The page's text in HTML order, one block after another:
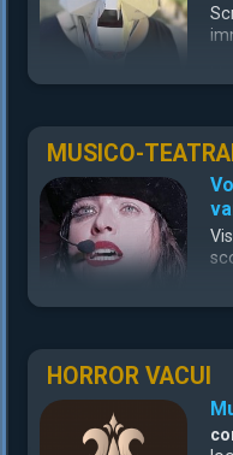
dopo aver chiara una
un brano. Una volta
riadattamento,
arrangiamento, per poi
musicale abbinato, che
canzone.
Guarda i miei visual
YouTube.
MUSICO-
HORROR VACUI